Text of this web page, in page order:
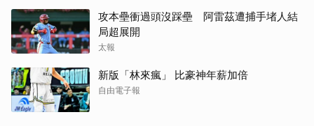
攻本壘衝過頭沒踩壘 阿雷茲遭捕手堵人結
局超展開
太報
新版「林來瘋」 比豪神年薪加倍
自由電子報